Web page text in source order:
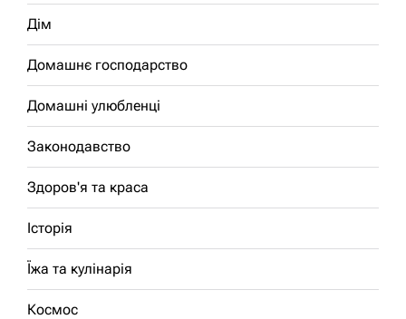
Дім
Домашнє господарство
Домашні улюбленці
Законодавство
Здоров'я та краса
Історія
Їжа та кулінарія
Космос